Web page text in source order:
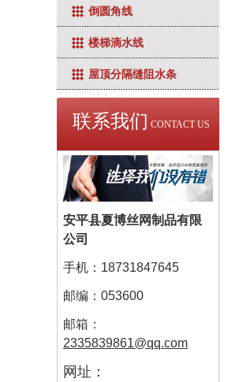
倒圆角线
楼梯滴水线
屋顶分隔缝阻水条
联系我们 CONTACT US
安平县夏博丝网制品有限
公司
手机：18731847645
邮编：053600
邮箱：
2335839861@qq.com
网址：